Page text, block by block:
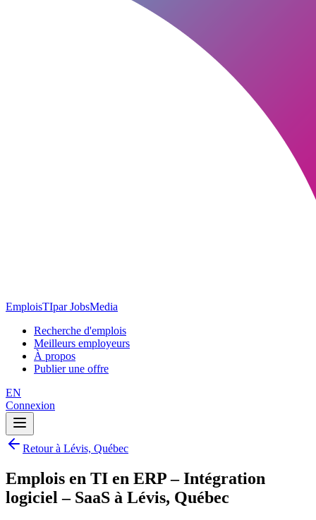
EmploisTIpar JobsMedia
Recherche d'emplois
Meilleurs employeurs
À propos
Publier une offre
EN
Connexion
Retour à Lévis, Québec
Emplois en TI en ERP – Intégration
logiciel – SaaS à Lévis, Québec